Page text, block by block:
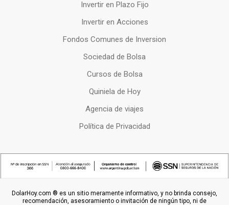
Invertir en Plazo Fijo
Invertir en Acciones
Fondos Comunes de Inversion
Sociedad de Bolsa
Cursos de Bolsa
Quiniela de Hoy
Agencia de viajes
Política de Privacidad
DolarHoy.com ® es un sitio meramente informativo, y no brinda consejo,
recomendación, asesoramiento o invitación de ningún tipo, ni de